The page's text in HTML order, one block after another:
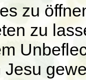
zu
zu